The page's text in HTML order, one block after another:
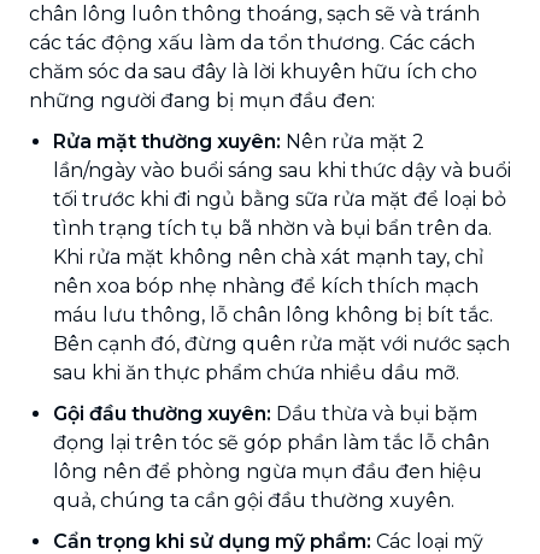
chân lông luôn thông thoáng, sạch sẽ và tránh
các tác động xấu làm da tổn thương. Các cách
chăm sóc da sau đây là lời khuyên hữu ích cho
những người đang bị mụn đầu đen:
Rửa mặt thường xuyên: Nên rửa mặt 2
lần/ngày vào buổi sáng sau khi thức dậy và buổi
tối trước khi đi ngủ bằng sữa rửa mặt để loại bỏ
tình trạng tích tụ bã nhờn và bụi bẩn trên da.
Khi rửa mặt không nên chà xát mạnh tay, chỉ
nên xoa bóp nhẹ nhàng để kích thích mạch
máu lưu thông, lỗ chân lông không bị bít tắc.
Bên cạnh đó, đừng quên rửa mặt với nước sạch
sau khi ăn thực phẩm chứa nhiều dầu mỡ.
Gội đầu thường xuyên: Dầu thừa và bụi bặm
đọng lại trên tóc sẽ góp phần làm tắc lỗ chân
lông nên để phòng ngừa mụn đầu đen hiệu
quả, chúng ta cần gội đầu thường xuyên.
Cẩn trọng khi sử dụng mỹ phẩm: Các loại mỹ